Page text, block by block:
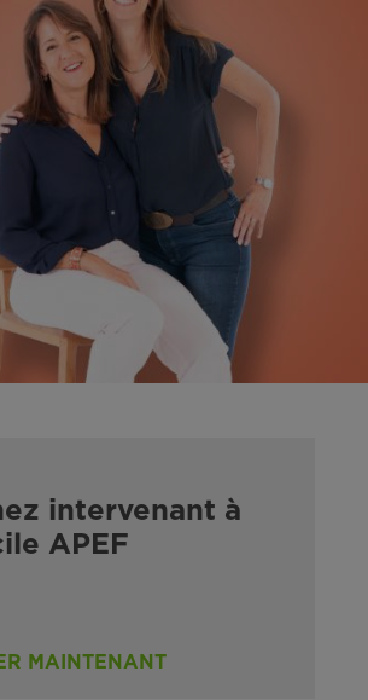
intervenant à
APEF
MAINTENANT